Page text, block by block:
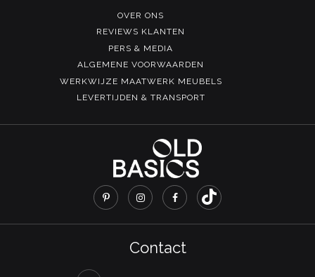
OVER ONS
REVIEWS KLANTEN
PERS & MEDIA
ALGEMENE VOORWAARDEN
WERKWIJZE MAATWERK MEUBELS
LEVERTIJDEN & TRANSPORT
Contact